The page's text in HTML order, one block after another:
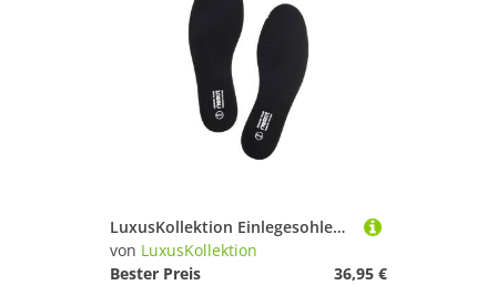
LuxusKollektion Einlegesohlen Einlegesohlen Memory Foam 5mm Memory Foam Schwarz für Herren 41
von LuxusKollektion
Bester Preis
36,95 €